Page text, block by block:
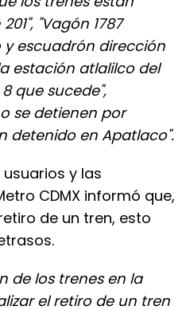
"Vagón 1787
escuadrón dirección
estación atlalilco del
que sucede",
se detienen por
detenido en Apatlaco".
y las
CDMX informó que,
de un tren, esto
de los trenes en la
el retiro de un tren